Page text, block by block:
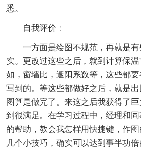
悉。
自我评价：
一方面是绘图不规范，再就是有
实。更改过这些之后，就到计算保
如，窗墙比，遮阳系数等，这些都
写到的。等这些都做好之后，就是
图算是做完了。来这之后我获得了
到很满足。在学习过程中，经理和
的帮助，教会我怎样用快捷键，作
几个小技巧，确实可以达到事半功